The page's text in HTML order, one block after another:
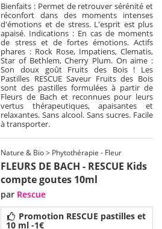
Bienfaits : Permet de retrouver sérénité et
réconfort dans des moments intenses
d'émotions et de stress. L'esprit est plus
apaisé. Indications : En cas de moments
de stress et de fortes émotions. Actifs
phares : Rock Rose, Impatiens, Clematis,
Star of Bethlem, Cherry Plum. On aime :
Son doux goût Fruits des Bois ! Les
Pastilles RESCUE Saveur Fruits des Bois
sont des pastilles formulées à partir de
Fleurs de Bach et reconnues pour leurs
vertus thérapeutiques, apaisantes et
relaxantes. Sans alcool. Sans sucres. Facile
à transporter.
Nature & Bio > Phytothérapie - Fleur
FLEURS DE BACH - RESCUE Kids
compte goutes 10ml
par Rescue
Promotion RESCUE pastilles et
10 ml -1€